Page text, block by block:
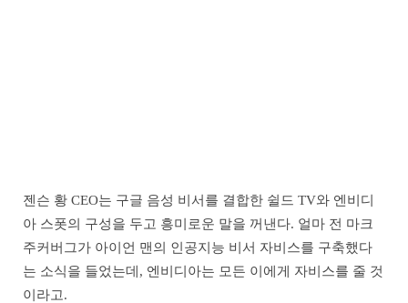
젠슨 황 CEO는 구글 음성 비서를 결합한 쉴드 TV와 엔비디
아 스폿의 구성을 두고 흥미로운 말을 꺼낸다. 얼마 전 마크
주커버그가 아이언 맨의 인공지능 비서 자비스를 구축했다
는 소식을 들었는데, 엔비디아는 모든 이에게 자비스를 줄 것
이라고.